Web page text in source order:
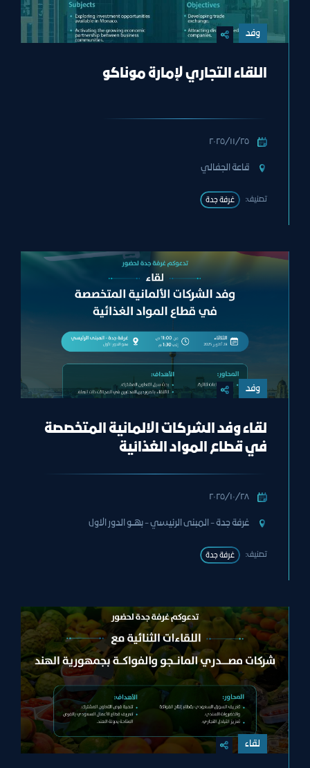
وفد
اللقاء التجاري لإمارة موناكو
٢٥‏/١١‏/٢٠٢٥
قاعة الجفالي
تصنيف: غرفة جدة
وفد
لقاء وفد الشركات الالمانية المتخصصة
في قطاع المواد الغذائية
٢٨‏/١٠‏/٢٠٢٥
غرفة جدة - المبنى الرئيسي - بهــو الدور الاول
تصنيف: غرفة جدة
لقاء